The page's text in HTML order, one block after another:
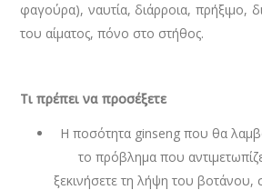
φαγούρα), ναυτία, διάρροια, πρήξιμο,
του αίματος, πόνο στο στήθος.
Τι πρέπει να προσέξετε
Η ποσότητα ginseng που θα
το πρόβλημα που
ξεκινήσετε τη λήψη του βοτάνου,